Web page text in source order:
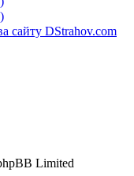
DStrahov.com
Limited